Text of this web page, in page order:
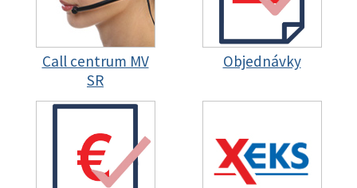
Call centrum MV
SR
Objednávky